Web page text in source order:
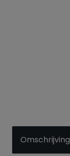
Omschrijving